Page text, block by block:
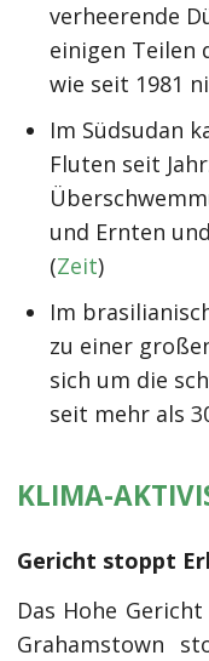
verheerende
einigen Teilen
wie seit 1981
Im Südsudan
Fluten seit
und Ernten
(Zeit)
Im
zu einer
sich um die
seit mehr als
KLIMA-
Gericht stoppt
Das Hohe
Grahamstown